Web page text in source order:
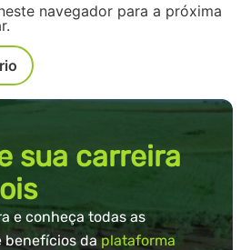
navegador para a próxima
sua carreira
e conheça todas as
benefícios daplataforma